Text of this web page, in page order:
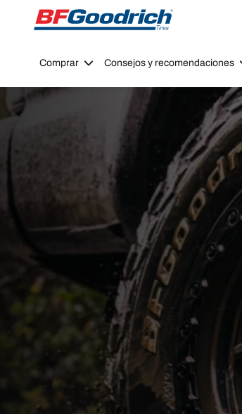
Go to page content
Go to page navigation
Comprar Consejos y recomendaciones